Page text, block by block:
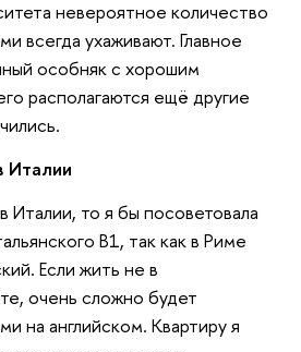
невероятное количество
всегда ухаживают. Главное
особняк с хорошим
располагаются ещё другие
Италии
Италии, то я бы посоветовала
B1, так как в Риме
Если жить не в
очень сложно будет
на английском. Квартиру я